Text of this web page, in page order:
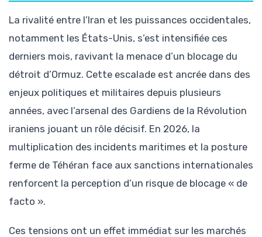
La rivalité entre l’Iran et les puissances occidentales,
notamment les États-Unis, s’est intensifiée ces
derniers mois, ravivant la menace d’un blocage du
détroit d’Ormuz. Cette escalade est ancrée dans des
enjeux politiques et militaires depuis plusieurs
années, avec l’arsenal des Gardiens de la Révolution
iraniens jouant un rôle décisif. En 2026, la
multiplication des incidents maritimes et la posture
ferme de Téhéran face aux sanctions internationales
renforcent la perception d’un risque de blocage « de
facto ».
Ces tensions ont un effet immédiat sur les marchés